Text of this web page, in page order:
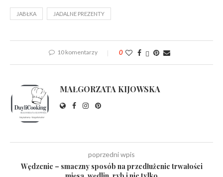
JABŁKA JADALNE PREZENTY
10 komentarzy 0
MAŁGORZATA KIJOWSKA
poprzedni wpis
Wędzenie – smaczny sposób na przedłużenie trwałości